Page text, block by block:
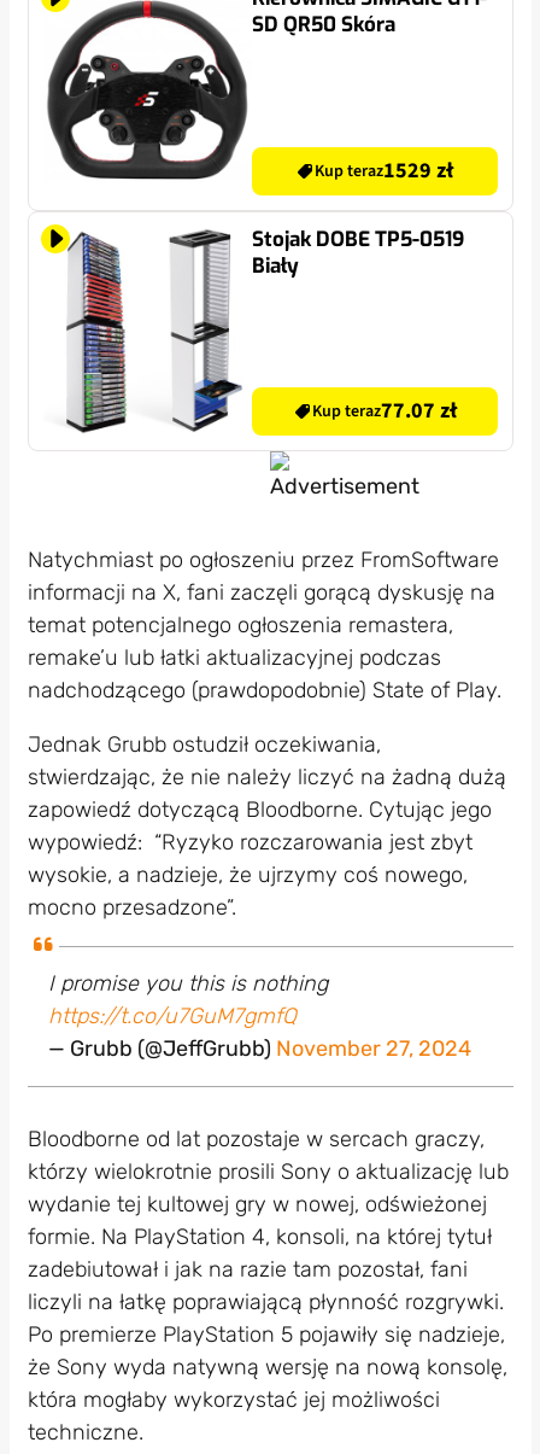
SD QR50 Skóra
Kup teraz1529 zł
Stojak DOBE TP5-0519
Biały
Kup teraz77.07 zł
Natychmiast po ogłoszeniu przez FromSoftware
informacji na X, fani zaczęli gorącą dyskusję na
temat potencjalnego ogłoszenia remastera,
remake’u lub łatki aktualizacyjnej podczas
nadchodzącego (prawdopodobnie) State of Play.
Jednak Grubb ostudził oczekiwania,
stwierdzając, że nie należy liczyć na żadną dużą
zapowiedź dotyczącą Bloodborne. Cytując jego
wypowiedź: “Ryzyko rozczarowania jest zbyt
wysokie, a nadzieje, że ujrzymy coś nowego,
mocno przesadzone”.
I promise you this is nothing
https://t.co/u7GuM7gmfQ
— Grubb (@JeffGrubb) November 27, 2024
Bloodborne od lat pozostaje w sercach graczy,
którzy wielokrotnie prosili Sony o aktualizację lub
wydanie tej kultowej gry w nowej, odświeżonej
formie. Na PlayStation 4, konsoli, na której tytuł
zadebiutował i jak na razie tam pozostał, fani
liczyli na łatkę poprawiającą płynność rozgrywki.
Po premierze PlayStation 5 pojawiły się nadzieje,
że Sony wyda natywną wersję na nową konsolę,
która mogłaby wykorzystać jej możliwości
techniczne.